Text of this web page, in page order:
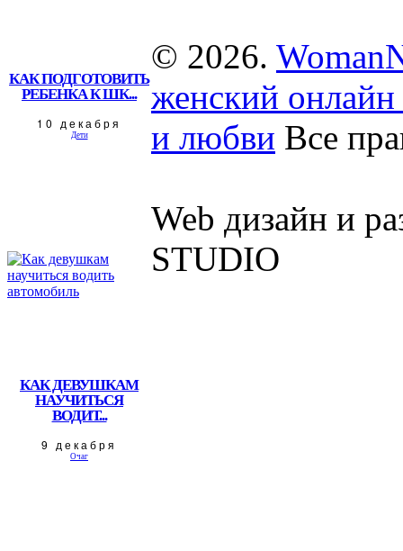
КАК ПОДГОТОВИТЬ
РЕБЕНКА К ШК...
10 декабря
Дети
КАК ДЕВУШКАМ
НАУЧИТЬСЯ
ВОДИТ...
9 декабря
Очаг
© 2026.
женский
и любви Все
Web дизайн и
STUDIO